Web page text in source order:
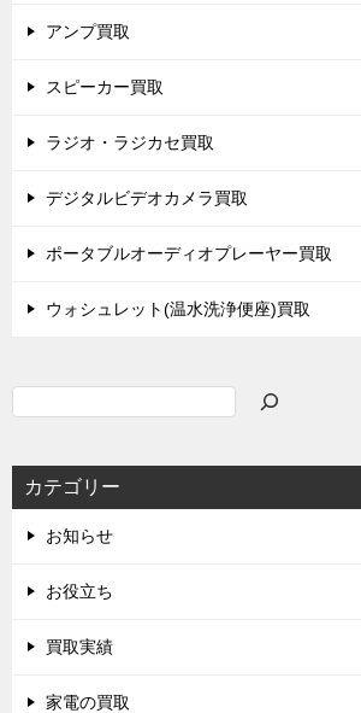
アンプ買取
スピーカー買取
ラジオ・ラジカセ買取
デジタルビデオカメラ買取
ポータブルオーディオプレーヤー買取
ウォシュレット(温水洗浄便座)買取
カテゴリー
お知らせ
お役立ち
買取実績
家電の買取